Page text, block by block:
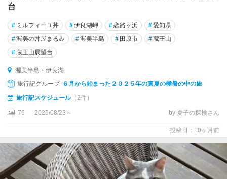
台
# ミルフィーユ丼 #伊良湖岬 #恋路ヶ浜 #愛知県
#渥美の丼屋まるみ #渥美半島 # 田原市 #蔵王山
#蔵王山展望台
渥美半島・伊良湖
旅行記グループ ６月から始まった２０２５年の真夏の極暑の中の旅
旅行記スケジュール（2件）
76 2025/08/23～ by 夏子の探検さん
投稿日：10ヶ月前